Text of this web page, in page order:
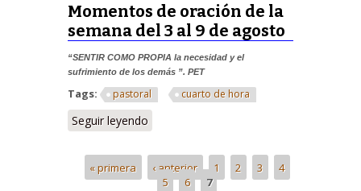
Momentos de oración de la
semana del 3 al 9 de agosto
“SENTIR COMO PROPIA la necesidad y el
sufrimiento de los demás ”. PET
Tags: pastoral cuarto de hora
Seguir leyendo
« primera ‹ anterior 1 2 3
4
5
6 7